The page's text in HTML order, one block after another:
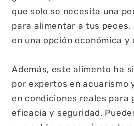
que solo se necesita una
para alimentar a tus
en una opción económica y
Además, este alimento ha
por expertos en acuarismo
en condiciones reales para
eficacia y seguridad.